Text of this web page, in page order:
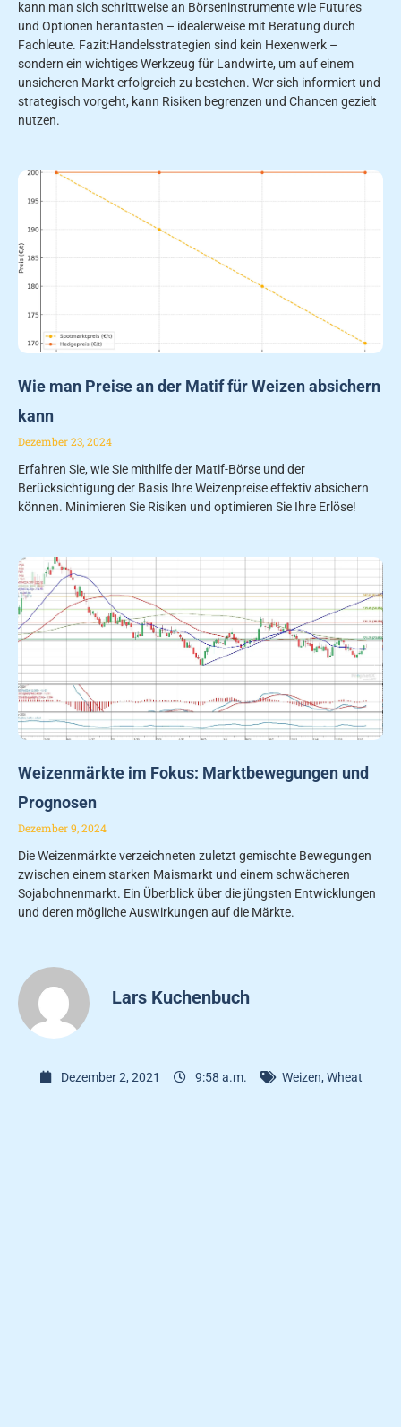
kann man sich schrittweise an Börseninstrumente wie Futures
und Optionen herantasten – idealerweise mit Beratung durch
Fachleute. Fazit:Handelsstrategien sind kein Hexenwerk –
sondern ein wichtiges Werkzeug für Landwirte, um auf einem
unsicheren Markt erfolgreich zu bestehen. Wer sich informiert und
strategisch vorgeht, kann Risiken begrenzen und Chancen gezielt
nutzen.
Wie man Preise an der Matif für Weizen absichern
kann
Dezember 23, 2024
Erfahren Sie, wie Sie mithilfe der Matif-Börse und der
Berücksichtigung der Basis Ihre Weizenpreise effektiv absichern
können. Minimieren Sie Risiken und optimieren Sie Ihre Erlöse!
Weizenmärkte im Fokus: Marktbewegungen und
Prognosen
Dezember 9, 2024
Die Weizenmärkte verzeichneten zuletzt gemischte Bewegungen
zwischen einem starken Maismarkt und einem schwächeren
Sojabohnenmarkt. Ein Überblick über die jüngsten Entwicklungen
und deren mögliche Auswirkungen auf die Märkte.
Lars Kuchenbuch
Dezember 2, 2021 9:58 a.m. Weizen, Wheat